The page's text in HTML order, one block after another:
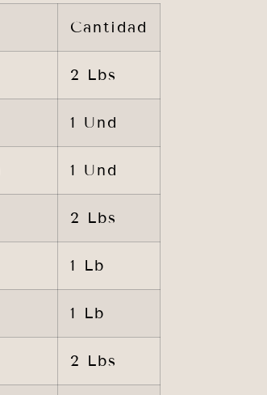
Cantidad
2 Lbs
1 Und
1 Und
2 Lbs
1 Lb
1 Lb
2 Lbs